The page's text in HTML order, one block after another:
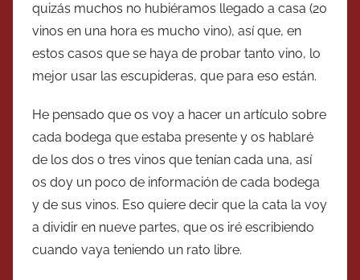
quizás muchos no hubiéramos llegado a casa (20
vinos en una hora es mucho vino), así que, en
estos casos que se haya de probar tanto vino, lo
mejor usar las escupideras, que para eso están.
He pensado que os voy a hacer un artículo sobre
cada bodega que estaba presente y os hablaré
de los dos o tres vinos que tenían cada una, así
os doy un poco de información de cada bodega
y de sus vinos. Eso quiere decir que la cata la voy
a dividir en nueve partes, que os iré escribiendo
cuando vaya teniendo un rato libre.